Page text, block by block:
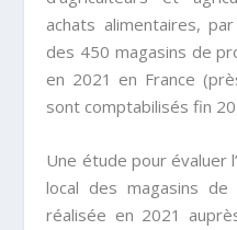
achats alimentaires,
des 450 magasins de
en 2021 en France
sont comptabilisés fin
Une étude pour évaluer
local des magasins
réalisée en 2021